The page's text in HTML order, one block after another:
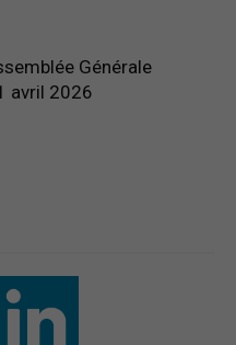
Générale
avril 2026